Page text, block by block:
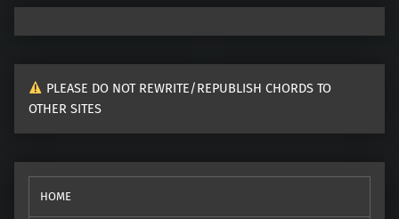
PLEASE DO NOT REWRITE/REPUBLISH CHORDS TO
OTHER SITES
HOME